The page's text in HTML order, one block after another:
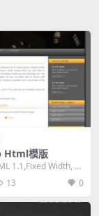
Html模版
1.1,Fixed Width, 2
13 0